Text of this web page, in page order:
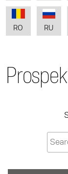
RO RU